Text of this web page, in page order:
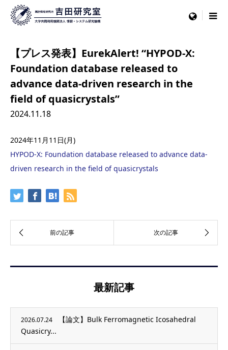
menu
【プレス発表】EurekAlert! “HYPOD-X:
Foundation database released to
advance data-driven research in the
field of quasicrystals”
2024.11.18
2024年11月11日(月)
HYPOD-X: Foundation database released to advance data-
driven research in the field of quasicrystals
最新記事
2026.07.24
【論文】Bulk Ferromagnetic Icosahedral
Quasicry...